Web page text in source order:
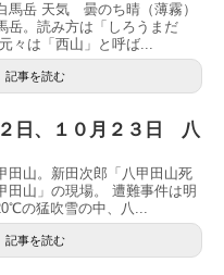
馬岳 天気 曇のち晴（薄霧）
岳。読み方は「しろうまだ
々は「西山」と呼ば...
記事を読む
日、１０月２３日 八
田山。新田次郎「八甲田山死
田山」の現場。 遭難事件は明
の猛吹雪の中、八...
記事を読む